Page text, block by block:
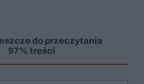
do przeczytania
97% treści